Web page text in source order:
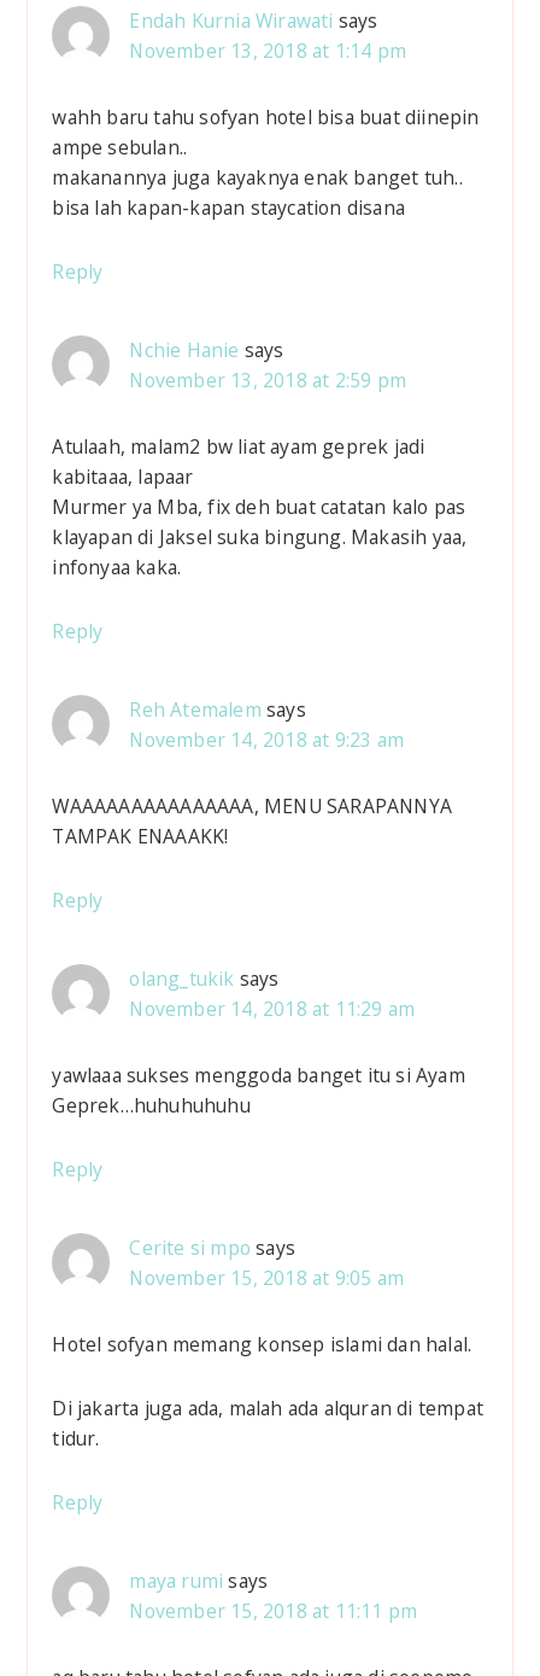
Endah Kurnia Wirawati says
November 13, 2018 at 1:14 pm
wahh baru tahu sofyan hotel bisa buat diinepin
ampe sebulan..
makanannya juga kayaknya enak banget tuh..
bisa lah kapan-kapan staycation disana
Reply
Nchie Hanie says
November 13, 2018 at 2:59 pm
Atulaah, malam2 bw liat ayam geprek jadi
kabitaaa, lapaar
Murmer ya Mba, fix deh buat catatan kalo pas
klayapan di Jaksel suka bingung. Makasih yaa,
infonyaa kaka.
Reply
Reh Atemalem says
November 14, 2018 at 9:23 am
WAAAAAAAAAAAAAAA, MENU SARAPANNYA
TAMPAK ENAAAKK!
Reply
olang_tukik says
November 14, 2018 at 11:29 am
yawlaaa sukses menggoda banget itu si Ayam
Geprek…huhuhuhuhu
Reply
Cerite si mpo says
November 15, 2018 at 9:05 am
Hotel sofyan memang konsep islami dan halal.
Di jakarta juga ada, malah ada alquran di tempat
tidur.
Reply
maya rumi says
November 15, 2018 at 11:11 pm